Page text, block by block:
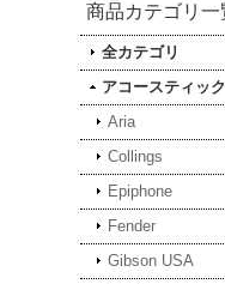
商品カテゴリ一
全カテゴリ
アコースティッ
Aria
Collings
Epiphone
Fender
Gibson USA